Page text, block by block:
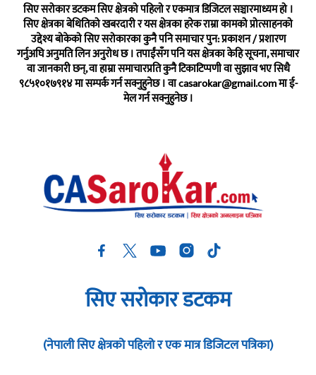
सिए सरोकार डटकम सिए क्षेत्रको पहिलो र एकमात्र डिजिटल सञ्चारमाध्यम हो ।
सिए क्षेत्रका बेथितिको खबरदारी र यस क्षेत्रका हरेक राम्रा कामको प्रोत्साहनको
उद्देश्य बोकेको सिए सरोकारका कुनै पनि समाचार पुन: प्रकाशन / प्रशारण
गर्नुअघि अनुमति लिन अनुरोध छ । तपाईंसँग पनि यस क्षेत्रका केहि सूचना, समाचार
वा जानकारी छन्, वा हाम्रा समाचारप्रति कुनै टिकाटिप्पणी वा सुझाव भए सिधै
९८५१०१७९१४ मा सम्पर्क गर्न सक्नुहुनेछ । वाcasarokar@gmail.comमा ई-
मेल गर्न सक्नुहुनेछ ।
सिए सरोकार डटकम
(नेपाली सिए क्षेत्रको पहिलो र एक मात्र डिजिटल पत्रिका)